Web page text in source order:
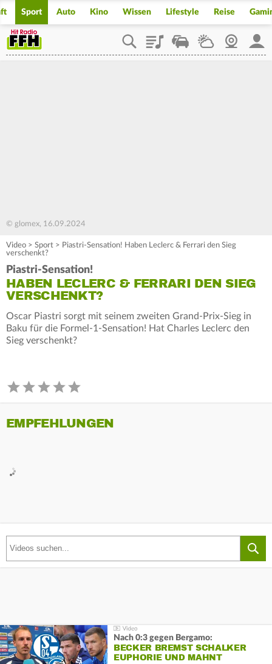
Sport Auto Kino Wissen Lifestyle Reise
PlaylistStaupilotWetterWebcam
© glomex, 16.09.2024
Video > Sport > Piastri-Sensation! Haben Leclerc & Ferrari den Sieg
verschenkt?
Piastri-Sensation!
HABEN LECLERC & FERRARI DEN SIEG
VERSCHENKT?
Oscar Piastri sorgt mit seinem zweiten Grand-Prix-Sieg in
Baku für die Formel-1-Sensation! Hat Charles Leclerc den
Sieg verschenkt?
EMPFEHLUNGEN
Nach 0:3 gegen Bergamo:
BECKER BREMST SCHALKER
EUPHORIE UND MAHNT